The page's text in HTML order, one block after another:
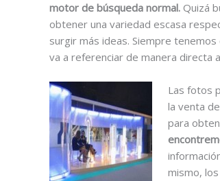
motor de búsqueda normal. Quizá
obtener una variedad escasa
surgir más ideas. Siempre
va a referenciar de manera directa
Las fotos
la venta
para
mismo,